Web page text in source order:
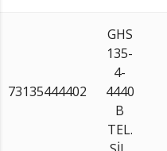
73135444402
GHS
135-
4-
4440
B
TEL.